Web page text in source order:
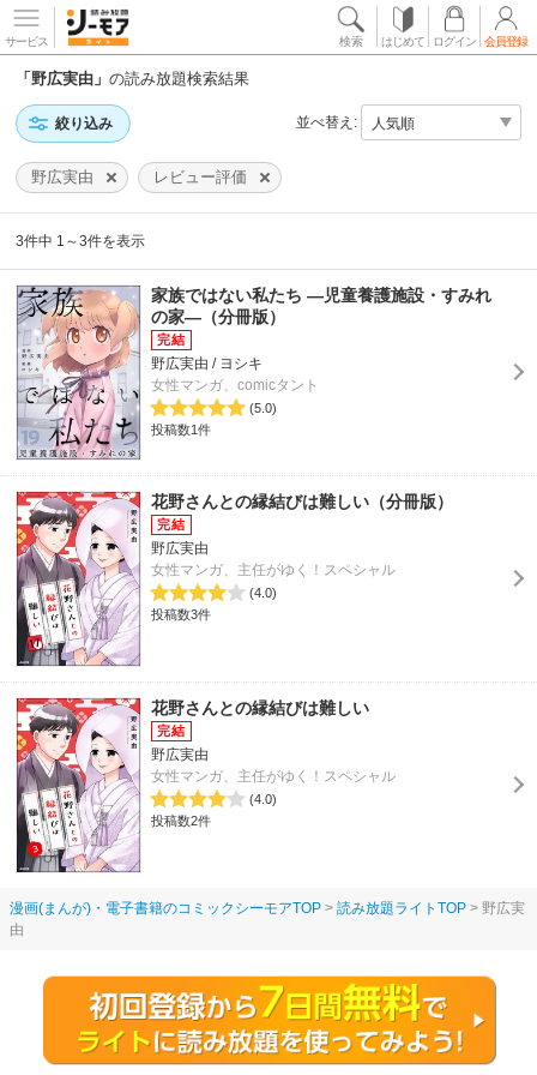
サービス 検索 はじめて ログイン 会員登録
「野広実由」の読み放題検索結果
絞り込み 並べ替え:
野広実由 レビュー評価
3件中 1～3件を表示
家族ではない私たち ―児童養護施設・すみれ
の家―（分冊版）
野広実由 / ヨシキ
女性マンガ、comicタント
(5.0)
投稿数1件
花野さんとの縁結びは難しい（分冊版）
野広実由
女性マンガ、主任がゆく！スペシャル
(4.0)
投稿数3件
花野さんとの縁結びは難しい
野広実由
女性マンガ、主任がゆく！スペシャル
(4.0)
投稿数2件
漫画(まんが)・電子書籍のコミックシーモアTOP 読み放題ライトTOP
野広実
由